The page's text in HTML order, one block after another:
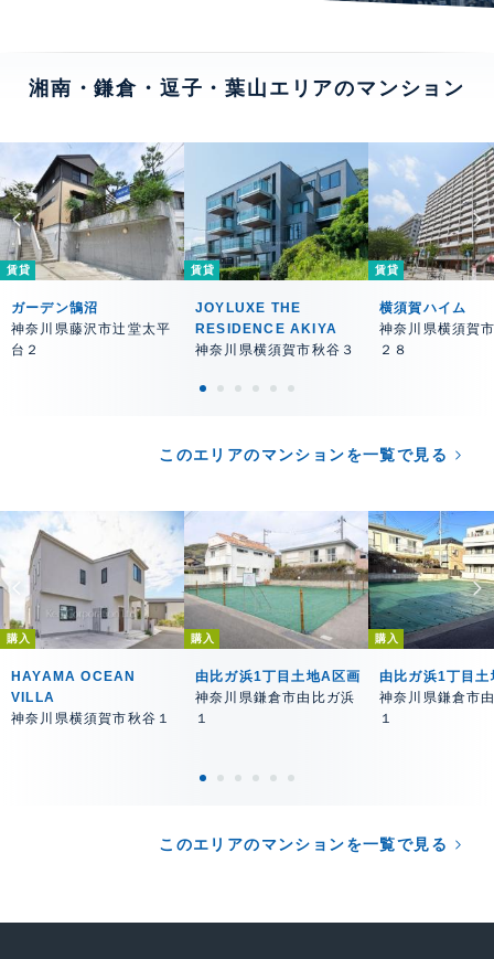
湘南・鎌倉・逗子・葉山エリアのマンション
賃貸
ガーデン鵠沼
神奈川県藤沢市辻堂太平
台２
賃貸
JOYLUXE THE
RESIDENCE AKIYA
神奈川県横須賀市秋谷３
賃貸
横須賀ハイム
神奈川県横須賀
２８
このエリアのマンションを一覧で見る
購入
HAYAMA OCEAN
VILLA
神奈川県横須賀市秋谷１
購入
由比ガ浜1丁目土地A区画
神奈川県鎌倉市由比ガ浜
１
購入
由比ガ浜1丁目
神奈川県鎌倉市
１
このエリアのマンションを一覧で見る